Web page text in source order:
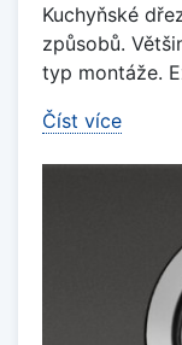
Kuchyňské
způsobů.
typ montáže.
Číst více